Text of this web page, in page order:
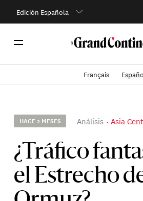
Edición Española
Français
HACE 2 MESES Análisis Asia
¿Tráfico
el Estrecho